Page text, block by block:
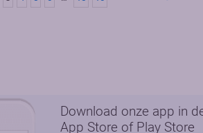
Download onze app in
App Store of Play Store